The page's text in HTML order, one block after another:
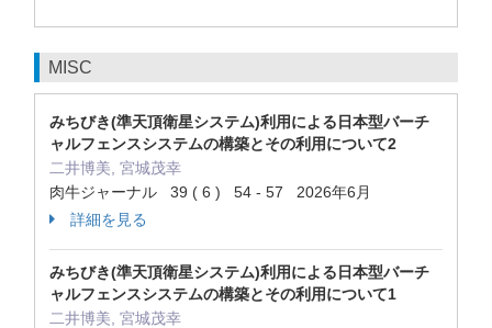
MISC
みちびき(準天頂衛星システム)利用による日本型バーチ
ャルフェンスシステムの構築とその利用について2
二井博美, 宮城茂幸
肉牛ジャーナル 39 ( 6 ) 54 - 57 2026年6月
詳細を見る
みちびき(準天頂衛星システム)利用による日本型バーチ
ャルフェンスシステムの構築とその利用について1
二井博美, 宮城茂幸